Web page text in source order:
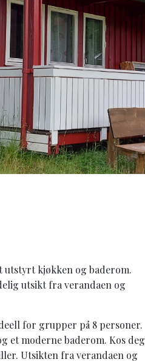
utstyrt kjøkken og baderom.
utsikt fra verandaen og
for grupper på 8 personer.
et moderne baderom. Kos deg
Utsikten fra verandaen og